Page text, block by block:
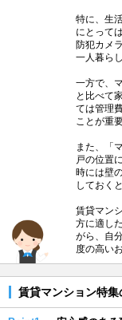
特に、生
にとって
防犯カメ
一人暮ら
一方で、
と比べて
ては管理
ことが重
また、「
戸の位置
時には壁
しておく
賃貸マン
方に適し
がら、自
度の高い
賃貸マンション特集